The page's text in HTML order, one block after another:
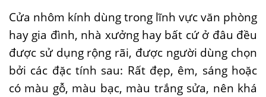
Cửa nhôm kính dùng trong lĩnh vực văn phòng
hay gia đình, nhà xưởng hay bất cứ ở đâu đều
được sử dụng rộng rãi, được người dùng chọn
bởi các đặc tính sau: Rất đẹp, êm, sáng hoặc
có màu gỗ, màu bạc, màu trắng sửa, nên khá